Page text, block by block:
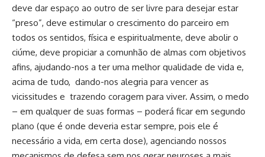
deve dar espaço ao outro de ser livre para desejar estar
“preso”, deve estimular o crescimento do parceiro em
todos os sentidos, física e espiritualmente, deve abolir o
ciúme, deve propiciar a comunhão de almas com objetivos
afins, ajudando-nos a ter uma melhor qualidade de vida e,
acima de tudo, dando-nos alegria para vencer as
vicissitudes e trazendo coragem para viver. Assim, o medo
– em qualquer de suas formas – poderá ficar em segundo
plano (que é onde deveria estar sempre, pois ele é
necessário a vida, em certa dose), agenciando nossos